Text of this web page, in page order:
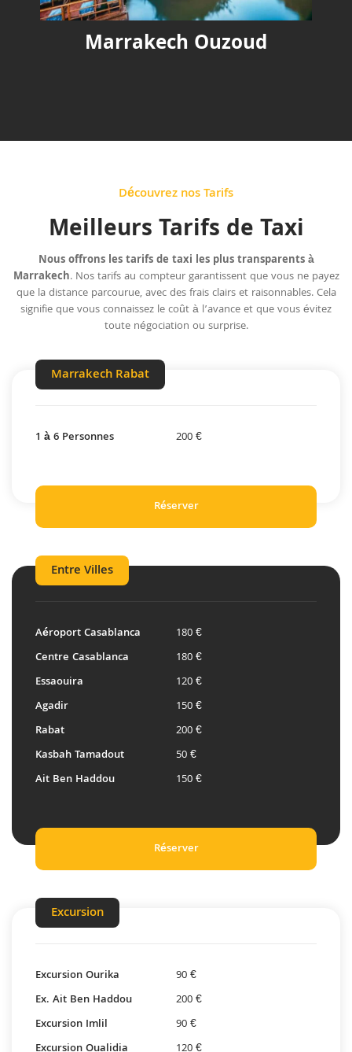
Marrakech Ouzoud
Découvrez nos Tarifs
Meilleurs Tarifs de Taxi
Nous offrons les tarifs de taxi les plus transparents à
Marrakech. Nos tarifs au compteur garantissent que vous ne payez
que la distance parcourue, avec des frais clairs et raisonnables. Cela
signifie que vous connaissez le coût à l’avance et que vous évitez
toute négociation ou surprise.
Marrakech Rabat
1 à 6 Personnes 200 €
Réserver
Entre Villes
Aéroport Casablanca
Centre Casablanca
Essaouira
Agadir
Rabat
Kasbah Tamadout
Ait Ben Haddou
180 €
180 €
120 €
150 €
200 €
50 €
150 €
Réserver
Excursion
Excursion Ourika
Ex. Ait Ben Haddou
Excursion Imlil
90 €
200 €
90 €